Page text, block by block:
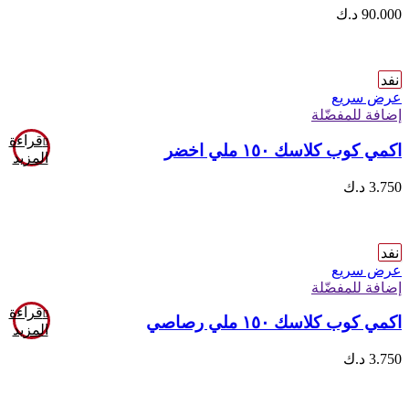
90.000 د.ك
نفد
عرض سريع
إضافة للمفضّلة
قراءة
المزيد
اكمي كوب كلاسك ١٥٠ ملي اخضر
3.750 د.ك
نفد
عرض سريع
إضافة للمفضّلة
قراءة
المزيد
اكمي كوب كلاسك ١٥٠ ملي رصاصي
3.750 د.ك